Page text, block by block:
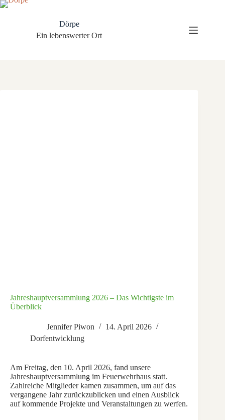
Zum
Dörpe
Ein lebenswerter Ort
Jahreshauptversammlung 2026 – Das Wichtigste im
Überblick
Jennifer Piwon
14. April 2026
Dorfentwicklung
Am Freitag, den 10. April 2026, fand unsere
Jahreshauptversammlung im Feuerwehrhaus statt.
Zahlreiche Mitglieder kamen zusammen, um auf das
vergangene Jahr zurückzublicken und einen Ausblick
auf kommende Projekte und Veranstaltungen zu werfen.